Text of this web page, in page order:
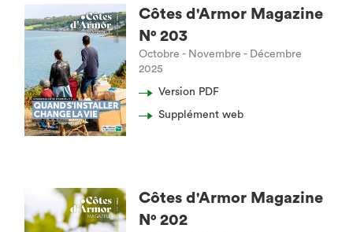
Côtes d'Armor Magazine
N° 203
Octobre - Novembre - Décembre
2025
Version PDF
Supplément web
Côtes d'Armor Magazine
N° 202